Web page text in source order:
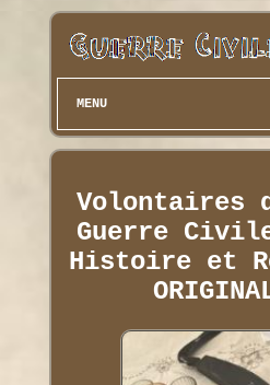
MENU
Volontaires
Guerre
Histoire et